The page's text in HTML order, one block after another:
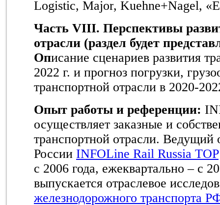
Logistic, Major, Kuehne+Nagel,
Часть VIII. Перспективы
отрасли (раздел будет
Описание сценариев развития
2022 г. и прогноз погрузки,
транспортной отрасли в 2020-
Опыт работы и референции:
осуществляет заказные и
транспортной отрасли. Ведущий
России INFOLine Rail Russia TOP
с 2006 года, ежеквартально – с
выпускается отраслевое
железнодорожного транспорта